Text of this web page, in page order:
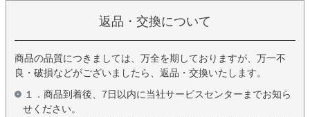
返品・交換について
商品の品質につきましては、万全を期しておりますが、万一不
良・破損などがございましたら、返品・交換いたします。
１．商品到着後、7日以内に当社サービスセンターまでお知ら
せください。